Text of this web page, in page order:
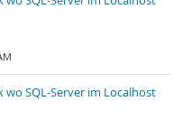
SQL-Server im Localhost